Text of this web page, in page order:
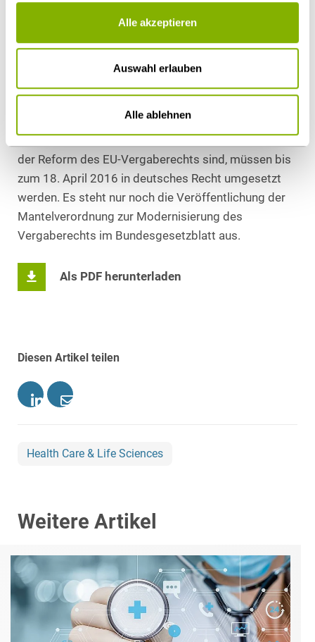
Alle akzeptieren
Auswahl erlauben
Alle ablehnen
mitunter kritisiert, da es der Vereinheitlichung des
EU-Vergaberechts entgegenläuft.
Vergaberechts wird der vorgegebene Zeitplan
eingehalten. Die drei EU-Vergaberichtlinien, die Basis
der Reform des EU-Vergaberechts sind, müssen bis
zum 18. April 2016 in deutsches Recht umgesetzt
werden. Es steht nur noch die Veröffentlichung der
Mantelverordnung zur Modernisierung des
Vergaberechts im Bundesgesetzblatt aus.
Als PDF herunterladen
Diesen Artikel teilen
Health Care & Life Sciences
Weitere Artikel